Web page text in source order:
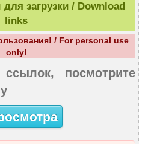
загрузки / Download
links
/ For personal use
only!
посмотрите